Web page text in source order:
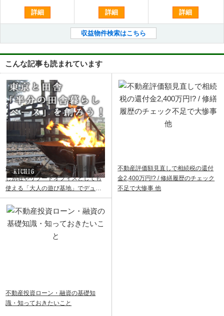
詳細 詳細 詳細
収益物件検索はこちら
こんな記事も読まれています
飯能ベース｜飯能・青梅で田舎暮ら
し別荘やリゾートオフィスとしても
使える「大人の遊び基地」でデュア
ルライフ
不動産評価額見直しで相続税の還付
金2,400万円!? / 修繕履歴のチェック
不足で大惨事 他
不動産投資ローン・融資の基礎知
識・知っておきたいこと